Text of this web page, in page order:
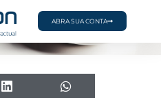
ABRA SUA CONTA